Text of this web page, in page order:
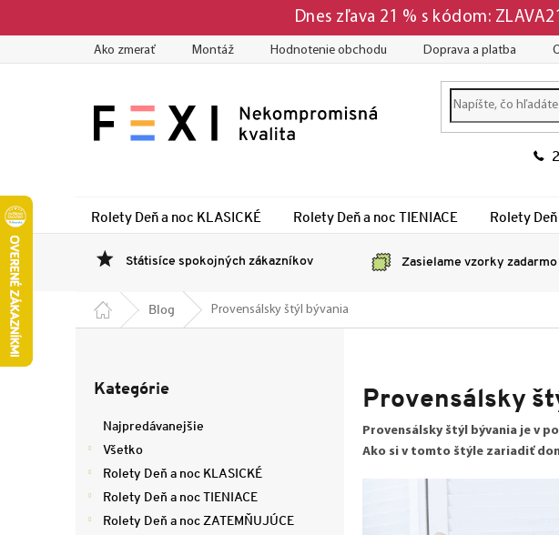
Dnes zľava 21 % s kódom: ZLAVA21
Ako zmerať Montáž Hodnotenie obchodu Doprava a platba
Rolety Deň a noc KLASICKÉ Rolety Deň a noc TIENIACE Rolety
Státisíce spokojných zákazníkov Zasielame vzorky zadarmo
DomovBlog Provensálsky štýl bývania
kategórie
Kategórie
Najpredávanejšie
Všetko
Rolety Deň a noc KLASICKÉ
Rolety Deň a noc TIENIACE
Rolety Deň a noc ZATEMŇUJÚCE
Provensálsky
Provensálsky štýl bývania je v
Ako si v tomto štýle zariadiť